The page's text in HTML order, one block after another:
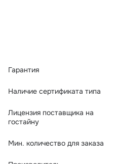
Гарантия
Наличие сертификата типа
Лицензия поставщика на
гостайну
Мин. количество для заказа